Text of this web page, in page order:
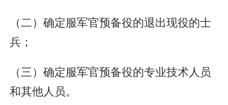
（二）确定服军官预备役的退出现役的士
兵；
（三）确定服军官预备役的专业技术人员
和其他人员。